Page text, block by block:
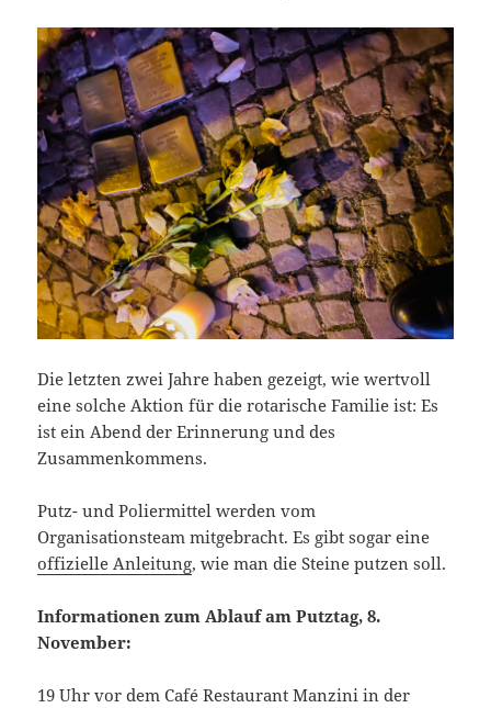
Die letzten zwei Jahre haben gezeigt, wie wertvoll
eine solche Aktion für die rotarische Familie ist: Es
ist ein Abend der Erinnerung und des
Zusammenkommens.
Putz- und Poliermittel werden vom
Organisationsteam mitgebracht. Es gibt sogar eine
offizielle Anleitung, wie man die Steine putzen soll.
Informationen zum Ablauf am Putztag, 8.
November:
19 Uhr vor dem Café Restaurant Manzini in der